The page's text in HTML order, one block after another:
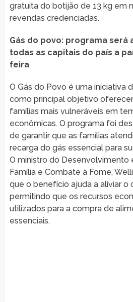
gratuita do botijão de 13 kg em
revendas credenciadas.
Gás do povo: programa será
todas as capitais do país a
feira
O Gás do Povo é uma iniciativa
como principal objetivo
famílias mais vulneráveis em
econômicas. O programa foi
de garantir que as famílias
recarga do gás essencial para
O ministro do Desenvolvimento
Família e Combate à Fome,
que o benefício ajuda a aliviar o
permitindo que os recursos
utilizados para a compra de
essenciais.